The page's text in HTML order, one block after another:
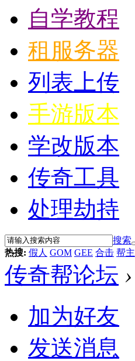
自学教程
租服务器
列表上传
手游版本
学改版本
传奇工具
处理劫持
搜索
热搜: 假人 GOM GEE 合击 帮主
传奇帮论坛 ›
加为好友
发送消息